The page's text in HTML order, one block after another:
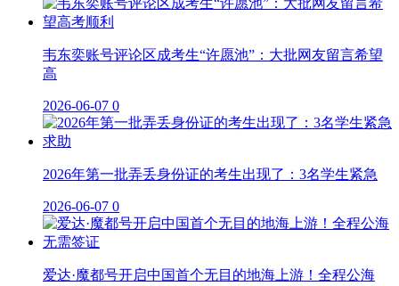
韦东奕账号评论区成考生“许愿池”：大批网友留言希望
高
2026-06-07 0
2026年第一批弄丢身份证的考生出现了：3名学生紧急
2026-06-07 0
爱达·魔都号开启中国首个无目的地海上游！全程公海